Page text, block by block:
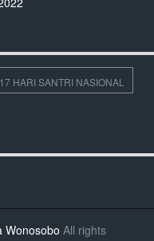
HARI SANTRI NASIONAL
Wonosobo All rights